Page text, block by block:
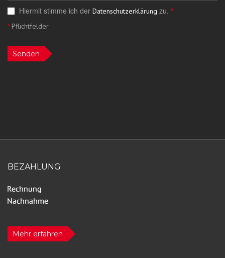
Hiermit stimme ich der Datenschutzerklärung zu. *
*Pflichtfelder
Senden
BEZAHLUNG
Mehr erfahren